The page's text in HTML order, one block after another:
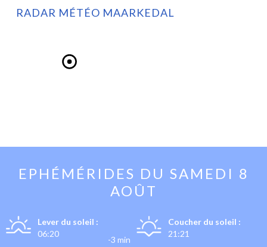
RADAR MÉTÉO MAARKEDAL
EPHÉMÉRIDES DU SAMEDI 8
AOÛT
Lever du soleil :
06:20
-3 min
Coucher du soleil :
21:21